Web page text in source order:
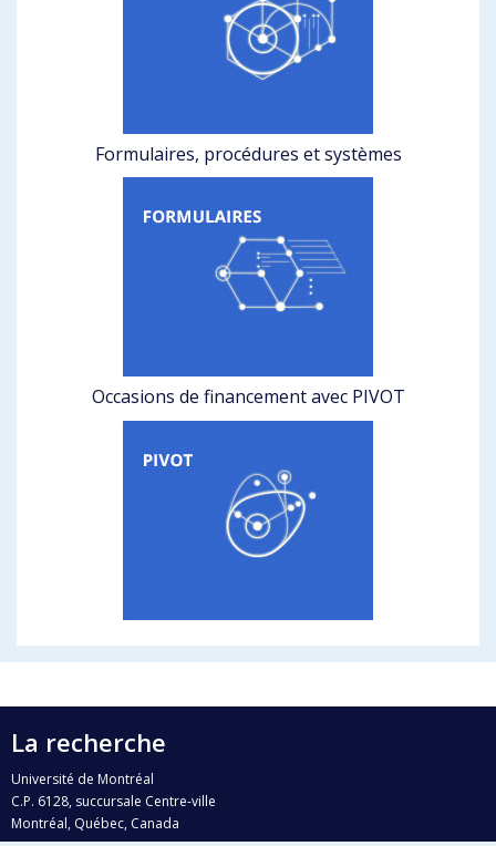
Formulaires, procédures et systèmes
Occasions de financement avec PIVOT
La recherche
Université de Montréal
C.P. 6128, succursale Centre-ville
Montréal, Québec, Canada